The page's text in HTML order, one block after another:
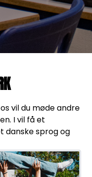
vil du møde andre
I vil få et
danske sprog og